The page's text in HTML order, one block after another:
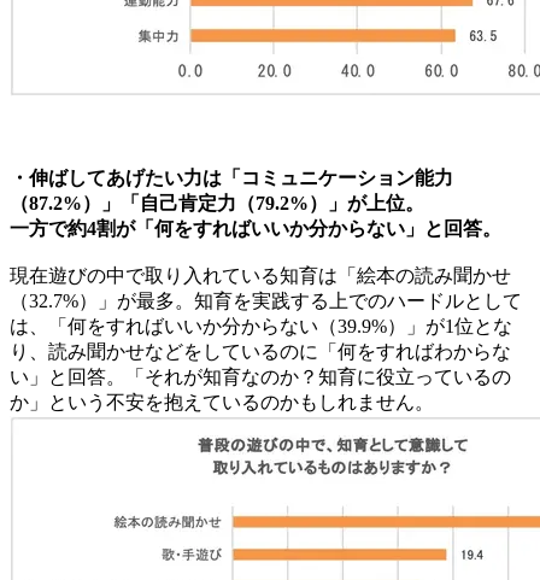
・伸ばしてあげたい力は「コミュニケーション能力
（87.2%）」「自己肯定力（79.2%）」が上位。
一方で約4割が「何をすればいいか分からない」と回答。
現在遊びの中で取り入れている知育は「絵本の読み聞かせ
（32.7%）」が最多。知育を実践する上でのハードルとして
は、「何をすればいいか分からない（39.9%）」が1位とな
り、読み聞かせなどをしているのに「何をすればわからな
い」と回答。「それが知育なのか？知育に役立っているの
か」という不安を抱えているのかもしれません。